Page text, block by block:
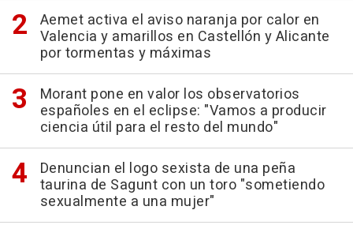
Aemet activa el aviso naranja por calor en
Valencia y amarillos en Castellón y Alicante
por tormentas y máximas
Morant pone en valor los observatorios
españoles en el eclipse: "Vamos a producir
ciencia útil para el resto del mundo"
Denuncian el logo sexista de una peña
taurina de Sagunt con un toro "sometiendo
sexualmente a una mujer"